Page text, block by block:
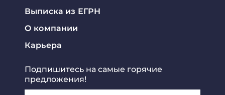
Выписка из ЕГРН
О компании
Карьера
Подпишитесь на самые горячие
предложения!